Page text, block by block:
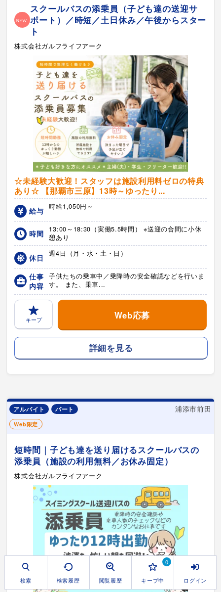
スクールバスの添乗員（子ども達の送迎サ
ポート）／時短／土日休み／午後からスター
ト
株式会社ガルフライフアーク
☆未経験大歓迎！スタッフは施設利用料ゼロの特典
あり☆ 【那覇市三原】13時～ゆったり...
給与 時給1,050円～
時間
13:00～18:30（実働5.5時間） ※送迎の合間に小休
憩あり
休日 週4日（月・水・土・日）
仕事
内容
子供たちの乗車中／乗降時の安全確認などを行いま
す。 また、乗車...
キープ Web応募
詳細を見る
アルバイト パート 浦添市前田
Web限定
短時間｜子ども達を送り届けるスクールバスの
添乗員（施設の利用無料／お休み固定）
株式会社ガルフライフアーク
検索 検索履歴 閲覧履歴 キープ中
0
ログイン